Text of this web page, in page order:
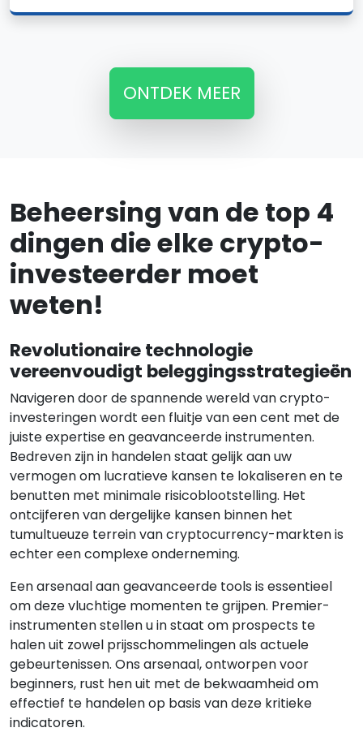
ONTDEK MEER
Beheersing van de top 4
dingen die elke crypto-
investeerder moet
weten!
Revolutionaire technologie
vereenvoudigt beleggingsstrategieën
Navigeren door de spannende wereld van crypto-
investeringen wordt een fluitje van een cent met de
juiste expertise en geavanceerde instrumenten.
Bedreven zijn in handelen staat gelijk aan uw
vermogen om lucratieve kansen te lokaliseren en te
benutten met minimale risicoblootstelling. Het
ontcijferen van dergelijke kansen binnen het
tumultueuze terrein van cryptocurrency-markten is
echter een complexe onderneming.
Een arsenaal aan geavanceerde tools is essentieel
om deze vluchtige momenten te grijpen. Premier-
instrumenten stellen u in staat om prospects te
halen uit zowel prijsschommelingen als actuele
gebeurtenissen. Ons arsenaal, ontworpen voor
beginners, rust hen uit met de bekwaamheid om
effectief te handelen op basis van deze kritieke
indicatoren.